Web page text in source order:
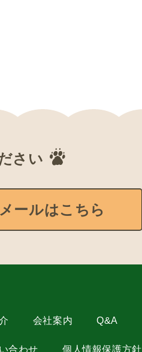
さい
メールはこちら
会社案内 Q&A
合わせ 個人情報保護方針